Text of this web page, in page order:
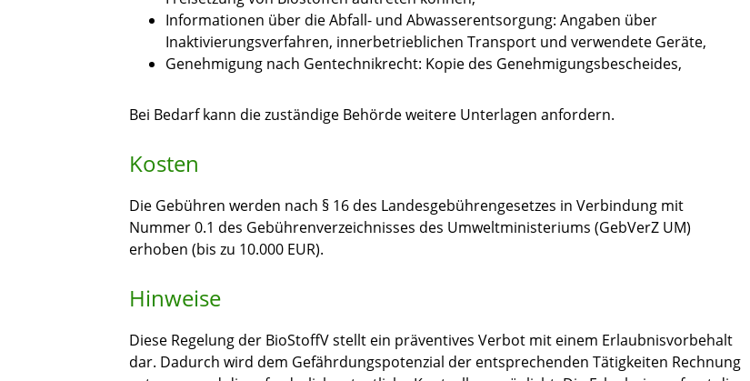
Informationen über die Abfall- und Abwasserentsorgung: Angaben über
Inaktivierungsverfahren, innerbetrieblichen Transport und verwendete Geräte,
Genehmigung nach Gentechnikrecht: Kopie des Genehmigungsbescheides,
Bei Bedarf kann die zuständige Behörde weitere Unterlagen anfordern.
Kosten
Die Gebühren werden nach § 16 des Landesgebührengesetzes in Verbindung mit
Nummer 0.1 des Gebührenverzeichnisses des Umweltministeriums (GebVerZ UM)
erhoben (bis zu 10.000 EUR).
Hinweise
Diese Regelung der BioStoffV stellt ein präventives Verbot mit einem Erlaubnisvorbehalt
dar. Dadurch wird dem Gefährdungspotenzial der entsprechenden Tätigkeiten Rechnung